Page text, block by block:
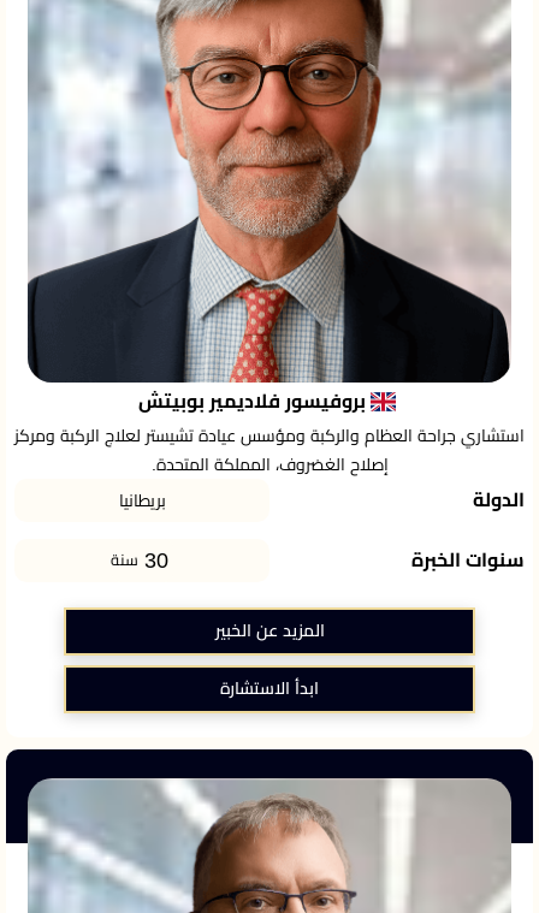
بروفيسور فلاديمير بوبيتش
استشاري جراحة العظام والركبة ومؤسس عيادة تشيستر لعلاج الركبة ومركز
إصلاح الغضروف، المملكة المتحدة.
الدولة بريطانيا
سنوات الخبرة 30 سنة
المزيد عن الخبير
ابدأ الاستشارة